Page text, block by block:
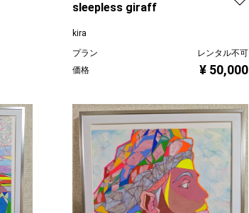
sleepless giraff
kira
プラン
レンタル不可
価格
¥ 50,000